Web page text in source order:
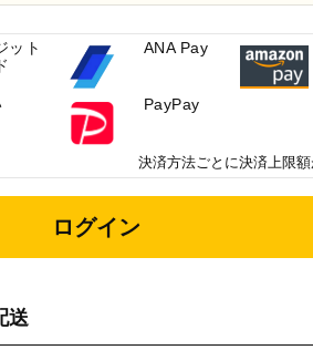
ログイン
送
ット
ANA Pay
PayPay
決済方法ごとに決済上限額